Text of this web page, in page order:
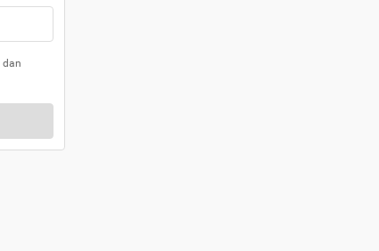
dan